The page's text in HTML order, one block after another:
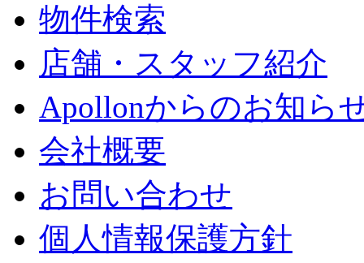
物件検索
店舗・スタッフ紹介
Apollonからのお知ら
会社概要
お問い合わせ
個人情報保護方針